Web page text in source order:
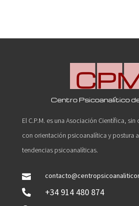
Centro Psicoanalítico
El C.P.M. es una Asociación Científica,
con orientación psicoanalítica y postura
tendencias psicoanalíticas.


+34 914 480 874